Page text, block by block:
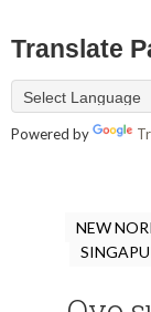
Translate
Powered by
NEW